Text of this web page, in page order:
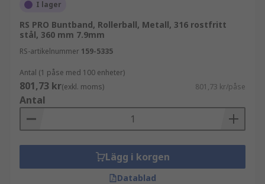
förenkla installation och underhåll
ge en ren och strukturerad kabeldragning
Buntband används ofta i:
elinstallation och byggprojekt
industriella miljöer
datacenter och nätverksinstallationer
tillfälliga och permanenta kabeldragningar
I lager
RS PRO Buntband, Rollerball, Metall, 316 rostfritt
stål, 360 mm 7.9mm
RS-artikelnummer 159-5335
Antal (1 påse med 100 enheter)
801,73 kr(exkl. moms) 801,73 kr/påse
Antal
Lägg i korgen
Datablad